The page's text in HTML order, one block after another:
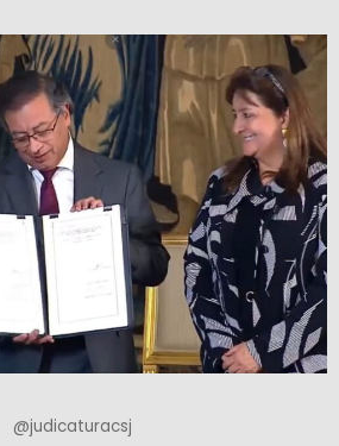
@judicaturacsj